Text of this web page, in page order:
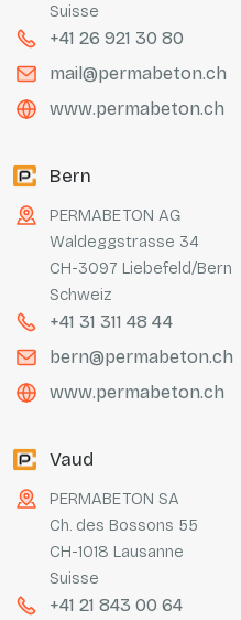
Suisse
+41 26 921 30 80
mail@permabeton.ch
www.permabeton.ch
Bern
PERMABETON AG
Waldeggstrasse 34
CH-3097 Liebefeld/Bern
Schweiz
+41 31 311 48 44
bern@permabeton.ch
www.permabeton.ch
Vaud
PERMABETON SA
Ch. des Bossons 55
CH-1018 Lausanne
Suisse
+41 21 843 00 64